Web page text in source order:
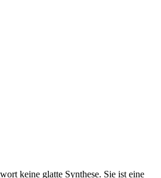
keine glatte Synthese. Sie ist eine